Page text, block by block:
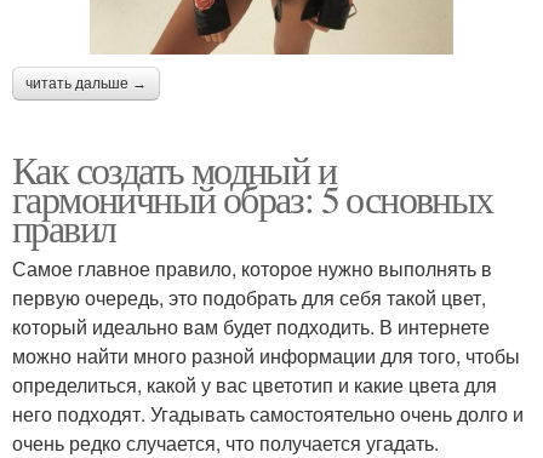
читать дальше →
Как создать модный и
гармоничный образ: 5 основных
правил
Самое главное правило, которое нужно выполнять в
первую очередь, это подобрать для себя такой цвет,
который идеально вам будет подходить. В интернете
можно найти много разной информации для того, чтобы
определиться, какой у вас цветотип и какие цвета для
него подходят. Угадывать самостоятельно очень долго и
очень редко случается, что получается угадать.